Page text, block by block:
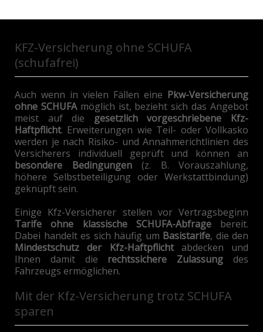
KFZ-Versicherung ohne SCHUFA
(schufafrei)
Auch wenn in vielen Fällen eine Pkw-Versicherung
ohne SCHUFAmöglich ist, bezieht sich das Angebot
meist auf die gesetzlich vorgeschriebene Kfz-
Haftpflicht. Erweiterungen wie Teil- oder Vollkasko
werden je nach Risiko- und Annahmerichtlinien des
Versicherers individuell geprüft und können an
besondere Bedingungen(z. B. Vorauszahlung,
höhere Selbstbeteiligung oder Werkstattbindung)
geknüpft sein.
Einige Kfz-Versicherer stellen vor Vertragsbeginn
Tarife ohne klassische SCHUFA-Abfragebereit.
Dabei handelt es sich häufig um Basistarife, die den
Mindestschutz der Kfz-Haftpflichtabdecken und
Ihnen damit die rechtssichere Zulassung des
Fahrzeugs ermöglichen.
Mit der Kfz-Versicherung trotz SCHUFA
sparen